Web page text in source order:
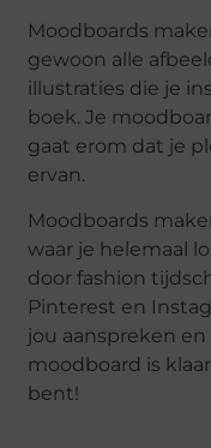
Moodboards
gewoon alle
illustraties die je
boek. Je
gaat erom dat je
ervan.
Moodboards
waar je helemaal
door fashion
Pinterest en
jou aanspreken
moodboard is
bent!